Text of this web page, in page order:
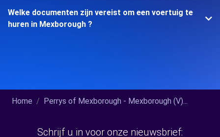
Welke documenten zijn vereist om een voertuig te
huren in Mexborough ?
Home Perrys of Mexborough - Mexborough (V)...
Schrijf u in voor onze nieuwsbrief: